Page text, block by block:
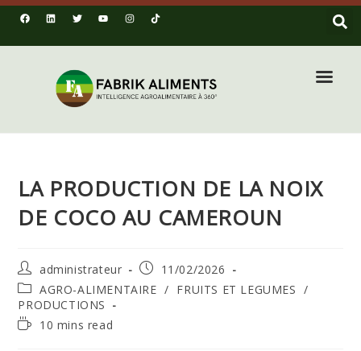
LA PRODUCTION DE LA NOIX
DE COCO AU CAMEROUN
administrateur
11/02/2026
AGRO-ALIMENTAIRE / FRUITS ET LEGUMES /
PRODUCTIONS
10 mins read